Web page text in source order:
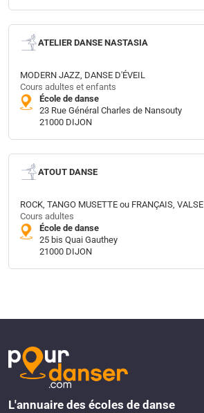
ATELIER DANSE NASTASIA
MODERN JAZZ, DANSE D'ÉVEIL
Cours adultes et enfants
École de danse
23 Rue Général Charles de Nansouty
21000 DIJON
ATOUT DANSE
ROCK, TANGO MUSETTE ou FRANÇAIS, VALSE
Cours adultes
École de danse
25 bis Quai Gauthey
21000 DIJON
L'annuaire des écoles de danse